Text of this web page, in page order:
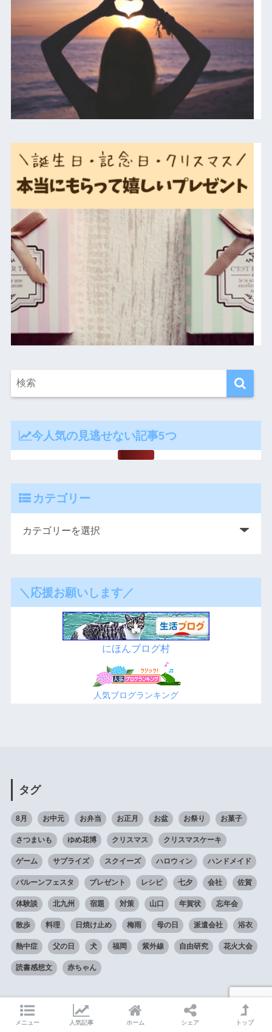
今人気の見逃せない記事5つ
カテゴリー
＼応援お願いします／
にほんブログ村
人気ブログランキング
タグ
8月 お中元 お弁当 お正月 お盆 お祭り お菓子
さつまいも ゆめ花博 クリスマス クリスマスケーキ
ゲーム サプライズ スクイーズ ハロウィン ハンドメイド
バルーンフェスタ プレゼント レシピ 七夕 会社 佐賀
体験談 北九州 宿題 対策 山口 年賀状 忘年会
散歩 料理 日焼け止め 梅雨 母の日 派遣会社 浴衣
熱中症 父の日 犬 福岡 紫外線 自由研究 花火大会
読書感想文 赤ちゃん
HOME
メニュー 人気記事 ホーム シェア トップ